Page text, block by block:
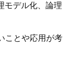
モデル化、論理
ことや応用が考